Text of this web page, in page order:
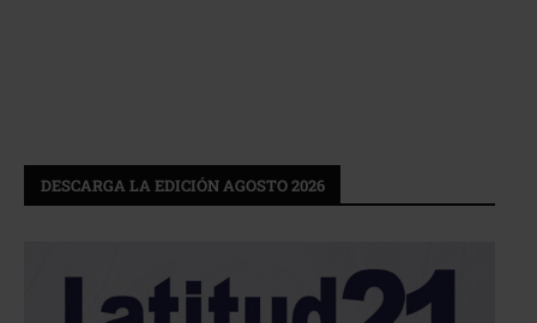
DESCARGA LA EDICIÓN AGOSTO 2026